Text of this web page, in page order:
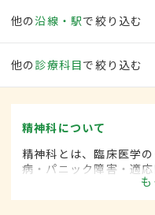
他の沿線・駅で絞り込む
他の 診療科目で絞り込む
精神科について
精神科とは、臨床医学
病・パニック障害・適